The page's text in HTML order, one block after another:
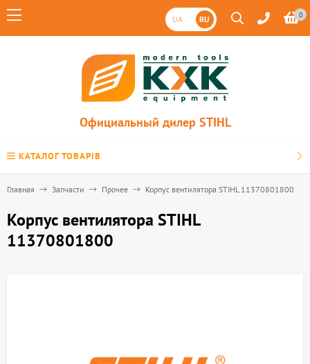
UA RU 0
Официальный дилер STIHL
КАТАЛОГ ТОВАРІВ
Главная Запчасти Прочее Корпус вентилятора STIHL 11370801800
Корпус вентилятора STIHL
11370801800